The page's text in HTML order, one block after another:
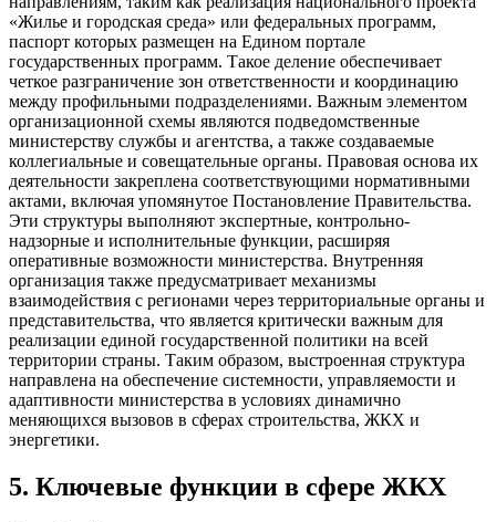
«Жилье и городская среда» или федеральных программ,
паспорт которых размещен на Едином портале
государственных программ. Такое деление обеспечивает
четкое разграничение зон ответственности и координацию
между профильными подразделениями. Важным элементом
организационной схемы являются подведомственные
министерству службы и агентства, а также создаваемые
коллегиальные и совещательные органы. Правовая основа их
деятельности закреплена соответствующими нормативными
актами, включая упомянутое Постановление Правительства.
Эти структуры выполняют экспертные, контрольно-
надзорные и исполнительные функции, расширяя
оперативные возможности министерства. Внутренняя
организация также предусматривает механизмы
взаимодействия с регионами через территориальные органы и
представительства, что является критически важным для
реализации единой государственной политики на всей
территории страны. Таким образом, выстроенная структура
направлена на обеспечение системности, управляемости и
адаптивности министерства в условиях динамично
меняющихся вызовов в сферах строительства, ЖКХ и
энергетики.
5. Ключевые функции в сфере ЖКХ